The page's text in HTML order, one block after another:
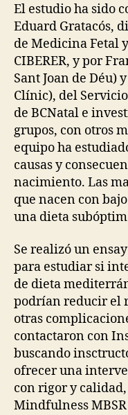
El estudio ha sido
Eduard Gratacós,
de Medicina Fetal
CIBERER, y por
Sant Joan de Déu)
Clínic), del
de BCNatal e
grupos, con otros
equipo ha
causas y
nacimiento. Las
que nacen con
una dieta
Se realizó un
para estudiar si
de dieta
podrían reducir el
otras
contactaron con
buscando
ofrecer una
con rigor y
Mindfulness